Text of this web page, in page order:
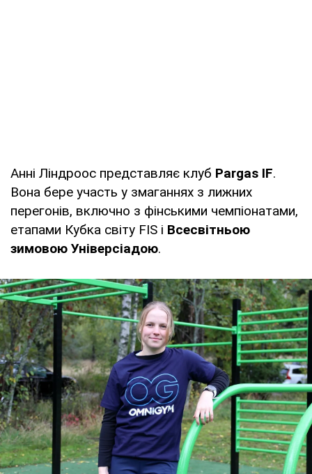
Анні Ліндроос представляє клуб Pargas IF.
Вона бере участь у змаганнях з лижних
перегонів, включно з фінськими чемпіонатами,
етапами Кубка світу FIS і Всесвітньою
зимовою Універсіадою.